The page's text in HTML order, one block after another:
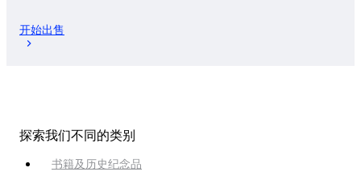
开始出售
探索我们不同的类别
书籍及历史纪念品